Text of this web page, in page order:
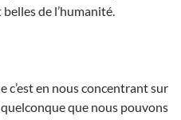
de l’humanité.
c’est en nous concentrant sur
que nous pouvons